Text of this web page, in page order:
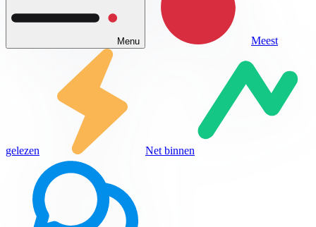
Menu Meest
gelezen Net binnen